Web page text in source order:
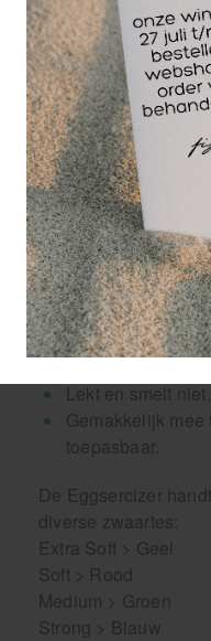
Indicaties voor
R.S.I.
Carpaal Tunnel
Zwakke pols/hand
Behoudt
temperatuur.
Gemaakt van
polymeren.
Gemakkelijk
Niet breekbaar
Lekt en smelt niet.
Gemakkelijk mee
toepasbaar.
De Eggsercizer
diverse zwaartes:
Extra Soft > Geel
Soft > Rood
Medium > Groen
Strong > Blauw